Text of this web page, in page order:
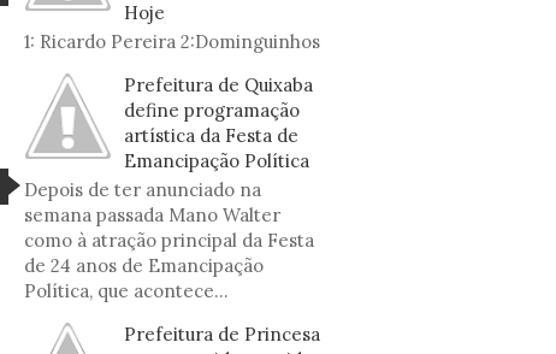
Hoje
1: Ricardo Pereira 2:Dominguinhos
Prefeitura de Quixaba
define programação
artística da Festa de
Emancipação Política
Depois de ter anunciado na
semana passada Mano Walter
como à atração principal da Festa
de 24 anos de Emancipação
Política, que acontece...
Prefeitura de Princesa